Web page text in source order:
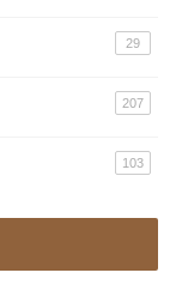
29
207
103